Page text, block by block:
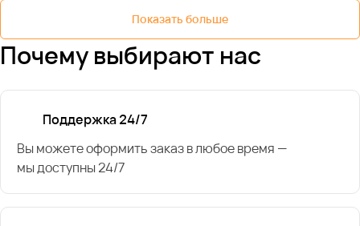
Показать больше
Почему выбирают нас
Поддержка 24/7
Вы можете оформить заказ в любое время —
мы доступны 24/7